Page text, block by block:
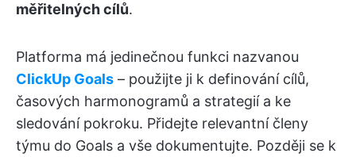
měřitelných cílů.
Platforma má jedinečnou funkci nazvanou
ClickUp Goals – použijte ji k definování cílů,
časových harmonogramů a strategií a ke
sledování pokroku. Přidejte relevantní členy
týmu do Goals a vše dokumentujte. Později se k